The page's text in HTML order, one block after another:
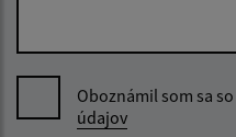
Oboznámil som sa so
údajov